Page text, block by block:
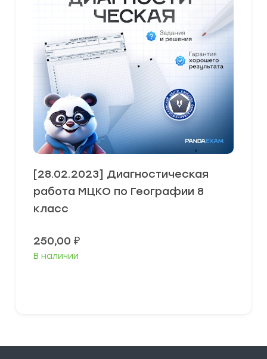
[28.02.2023] Диагностическая
работа МЦКО по Географии 8
класс
250,00 ₽
В наличии